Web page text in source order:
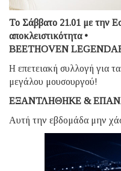
Το Σάββατο 21.01 με την
αποκλειστικότητα •
BEETHOVEN
Η επετειακή συλλογή για
μεγάλου μουσουργού!
ΕΞΑΝΤΛΗΘΗΚΕ &
Aυτή την εβδομάδα μην